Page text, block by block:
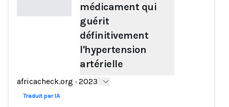
médicament qui
guérit
définitivement
l'hypertension
artérielle
africacheck.org · 2023
Traduit par IA